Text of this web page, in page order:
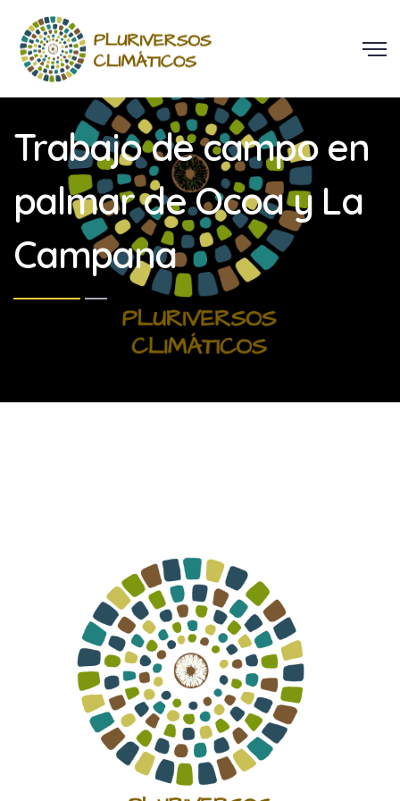
Trabajo de campo en
palmar de Ocoa y La
Campana